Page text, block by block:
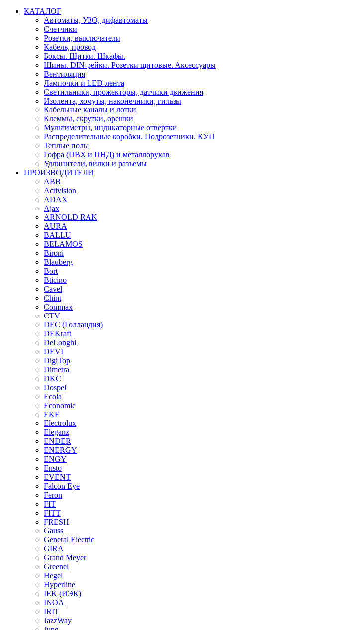
КАТАЛОГ
Автоматы, УЗО, дифавтоматы
Счетчики
Розетки, выключатели
Кабель, провод
Боксы. Щитки. Шкафы.
Шины. DIN-рейки. Розетки щитовые. Аксессуары
Вентиляция
Лампочки и LED-лента
Светильники, прожекторы, датчики движения
Изолента, хомуты, наконечники, гильзы
Кабельные каналы и лотки
Клеммы, скрутки, орешки
Мультиметры, индикаторные отвертки
Распределительные коробки. Подрозетники. КУП
Теплые полы
Гофра (ПВХ и ПНД) и металлорукав
Удлинители, вилки и разъемы
ПРОИЗВОДИТЕЛИ
ABB
Activision
ADAX
Ajax
ARNOLD RAK
AURA
BALLU
BELAMOS
Bironi
Blauberg
Bort
Bticino
Cavel
Chint
Commax
CTV
DEC (Голландия)
DEKraft
DeLonghi
DEVI
DigiTop
Dimetra
DKC
Dospel
Ecola
Economic
EKF
Electrolux
Eleganz
ENDER
ENERGY
ENGY
Ensto
EVENT
Falcon Eye
Feron
FIT
FITT
FRESH
Gauss
General Electric
GIRA
Grand Meyer
Greenel
Hegel
Hyperline
IEK (ИЭК)
INOA
IRIT
JazzWay